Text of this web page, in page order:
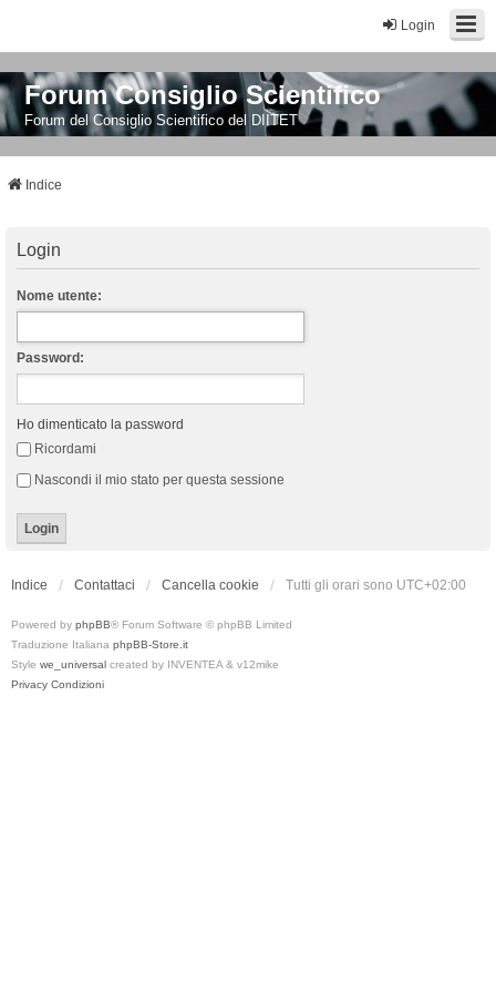
Login
Forum Consiglio Scientifico
Forum del Consiglio Scientifico del DIITET
Indice
Login
Nome utente:
Password:
Ho dimenticato la password
Ricordami
Nascondi il mio stato per questa sessione
Indice Contattaci Cancella cookie Tutti gli orari sono UTC+02:00
Powered by phpBB® Forum Software © phpBB Limited
Traduzione Italiana phpBB-Store.it
Style we_universal created by INVENTEA & v12mike
Privacy Condizioni